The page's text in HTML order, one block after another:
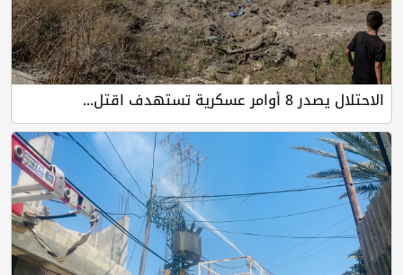
الاحتلال يصدر 8 أوامر عسكرية تستهدف اقتل...